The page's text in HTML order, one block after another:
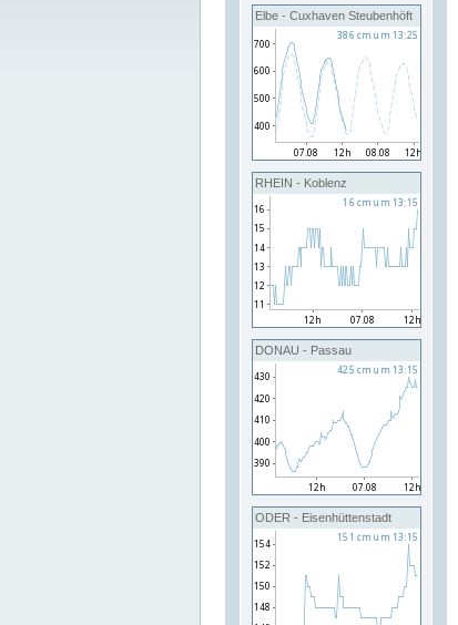
Elbe - Cuxhaven Steubenhöft
RHEIN - Koblenz
DONAU - Passau
ODER - Eisenhüttenstadt